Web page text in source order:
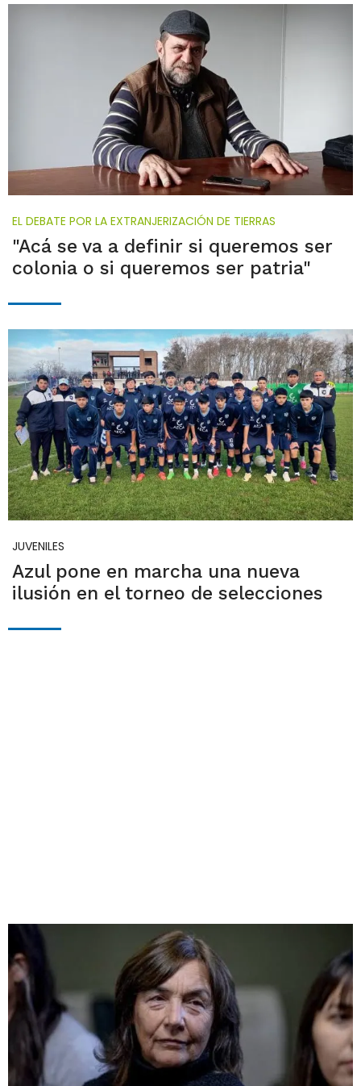
EL DEBATE POR LA EXTRANJERIZACIÓN DE TIERRAS
"Acá se va a definir si queremos ser
colonia o si queremos ser patria"
JUVENILES
Azul pone en marcha una nueva
ilusión en el torneo de selecciones